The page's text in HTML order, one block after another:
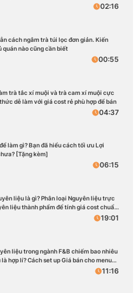
02:16
cách ngâm trà túi lọc đơn giản. Kiến
quán nào cũng cần biết
00:55
trà tắc xí muội và trà cam xí muội cực
dễ làm với giá cost rẻ phù hợp để bán
04:37
làm gì? Bạn đã hiểu cách tối ưu Lợi
[Tặng kèm]
06:15
liệu là gì? Phân loại Nguyên liệu trực
liệu thành phẩm để tính giá cost chuẩn
19:01
liệu trong ngành F&B chiếm bao nhiêu
là hợp lí? Cách set up Giá bán cho menu
11:16